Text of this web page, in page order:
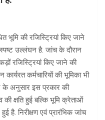
भूमि की रजिस्ट्रियां किए जाने
उल्लंघन है. जांच के दौरान
रजिस्ट्रियां किए जाने की
कर्मचारियों की भूमिका भी
के अनुसार इस प्रकार की
क्षति हुई बल्कि भूमि क्रेताओं
है. निरीक्षण एवं प्रारंभिक जांच